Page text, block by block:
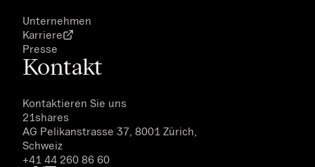
Unternehmen
Karriere
Presse
Kontakt
Kontaktieren Sie uns
21shares
AG Pelikanstrasse 37, 8001 Zürich,
Schweiz
+41 44 260 86 60